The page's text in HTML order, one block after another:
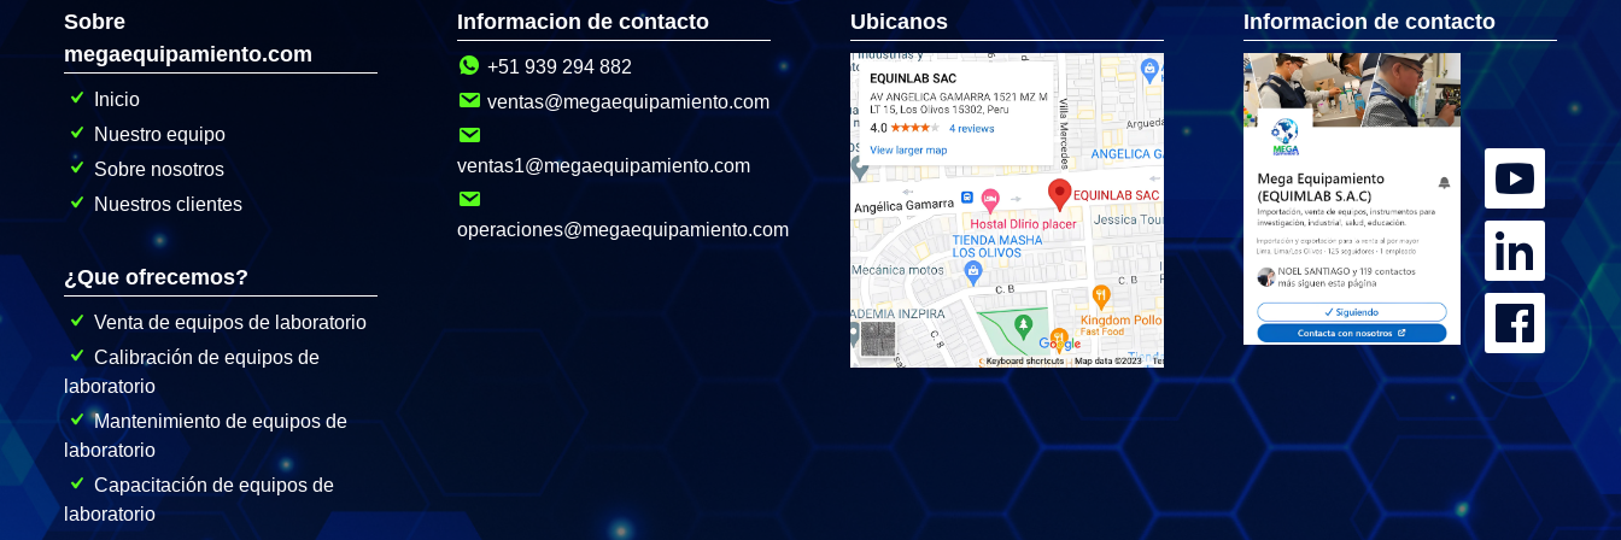
Sobre
megaequipamiento.com
Inicio
Nuestro equipo
Sobre nosotros
Nuestros clientes
¿Que ofrecemos?
Venta de equipos de laboratorio
Calibración de equipos de
laboratorio
Mantenimiento de equipos de
laboratorio
Capacitación de equipos de
laboratorio
Informacion de contacto
+51 939 294 882
ventas@megaequipamiento.com
ventas1@megaequipamiento.com
operaciones@megaequipamiento.com
Ubicanos Informacion de contacto